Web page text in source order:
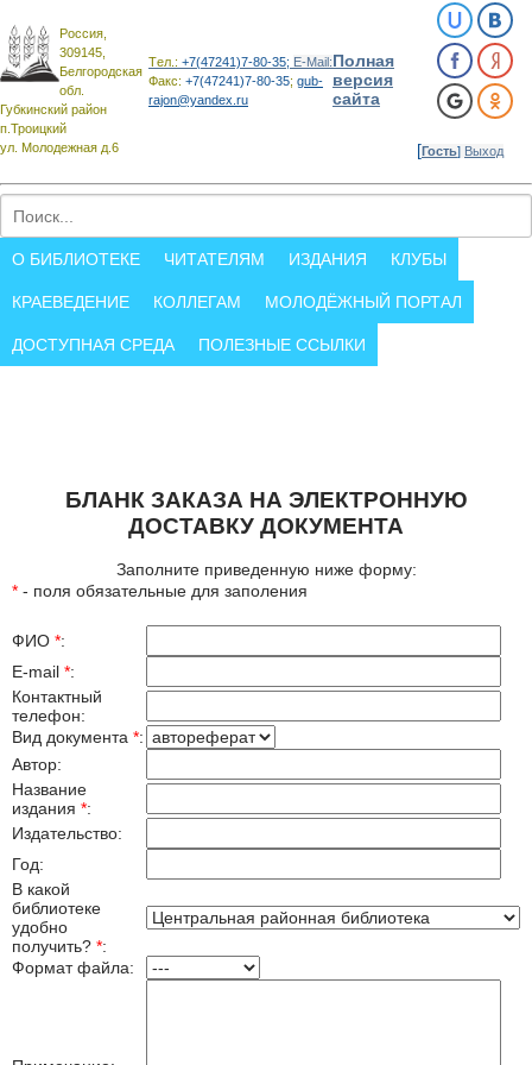
Россия,
309145,
Белгородская
обл.
Губкинский район
п.Троицкий
ул. Молодежная д.6
Tел.: +7(47241)7-80-35; E-Mail:
Факс: +7(47241)7-80-35; gub-
rajon@yandex.ru
Полная
версия
сайта
[Гость] Выход
О БИБЛИОТЕКЕ ЧИТАТЕЛЯМ ИЗДАНИЯ КЛУБЫ
КРАЕВЕДЕНИЕ КОЛЛЕГАМ МОЛОДЁЖНЫЙ ПОРТАЛ
ДОСТУПНАЯ СРЕДА ПОЛЕЗНЫЕ ССЫЛКИ
БЛАНК ЗАКАЗА НА ЭЛЕКТРОННУЮ
ДОСТАВКУ ДОКУМЕНТА
Заполните приведенную ниже форму:
* - поля обязательные для заполения
ФИО *:
E-mail *:
Контактный
телефон:
Вид документа *:
Автор:
Название
издания *:
Издательство:
Год:
В какой
библиотеке
удобно
получить? *:
Формат файла: